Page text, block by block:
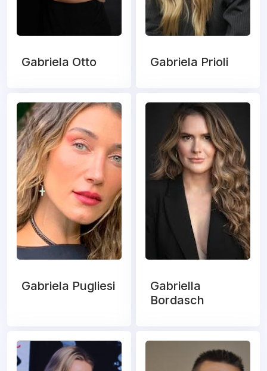
Gabriela Otto Gabriela Prioli
Gabriela Pugliesi
Gabriella
Bordasch